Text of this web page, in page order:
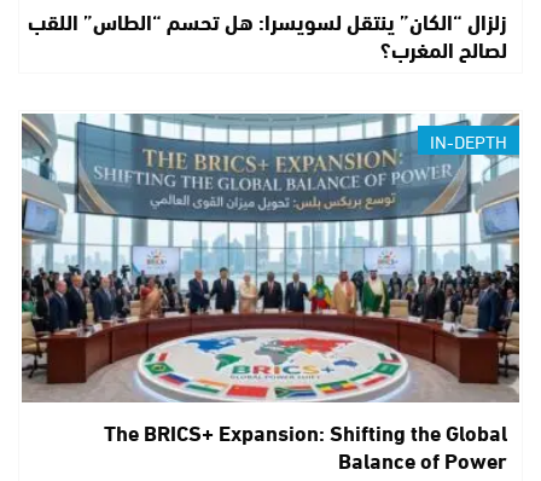
زلزال “الكان” ينتقل لسويسرا: هل تحسم “الطاس” اللقب
لصالح المغرب؟
IN-DEPTH
The BRICS+ Expansion: Shifting the Global
Balance of Power